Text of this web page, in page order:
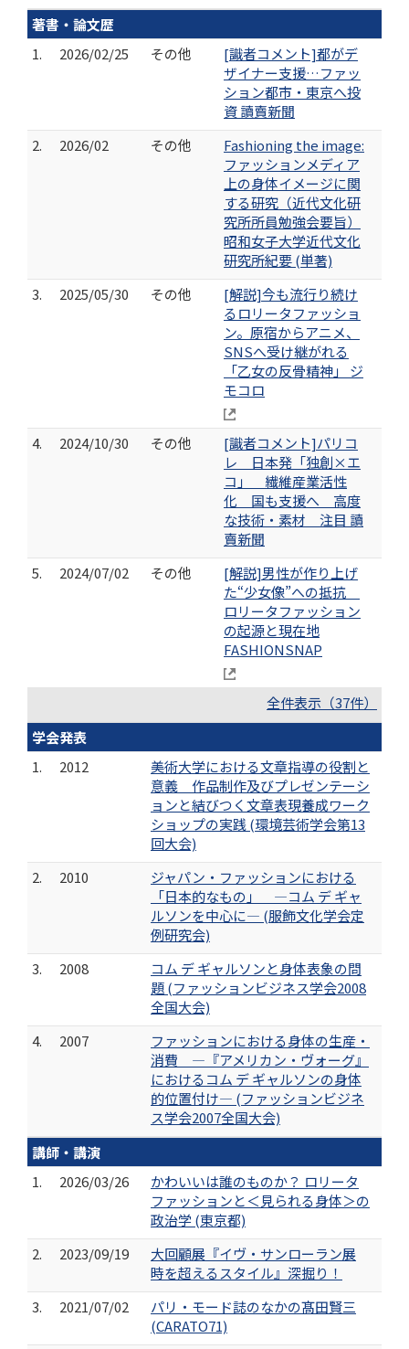
著書・論文歴
1.
2026/02/25 その他
[識者コメント]都がデ
ザイナー支援…ファッ
ション都市・東京へ投
資 讀賣新聞
2.
2026/02 その他
Fashioning the image:
ファッションメディア
上の身体イメージに関
する研究（近代文化研
究所所員勉強会要旨）
昭和女子大学近代文化
研究所紀要 (単著)
3.
2025/05/30 その他
[解説]今も流行り続け
るロリータファッショ
ン。原宿からアニメ、
SNSへ受け継がれる
「乙女の反骨精神」 ジ
モコロ
4. 2024/10/30 その他
[識者コメント]パリコ
レ 日本発「独創×エ
コ」 繊維産業活性
化 国も支援へ 高度
な技術・素材 注目 讀
賣新聞
5.
2024/07/02 その他
[解説]男性が作り上げ
た“少女像”への抵抗
ロリータファッション
の起源と現在地
FASHIONSNAP
全件表示（37件）
学会発表
1.
2012
美術大学における文章指導の役割と
意義 作品制作及びプレゼンテーシ
ョンと結びつく文章表現養成ワーク
ショップの実践 (環境芸術学会第13
回大会)
2.
2010
ジャパン・ファッションにおける
「日本的なもの」 ―コム デ ギャ
ルソンを中心に― (服飾文化学会定
例研究会)
3.
2008
コム デ ギャルソンと身体表象の問
題 (ファッションビジネス学会2008
全国大会)
4.
2007
ファッションにおける身体の生産・
消費 ―『アメリカン・ヴォーグ』
におけるコム デ ギャルソンの身体
的位置付け― (ファッションビジネ
ス学会2007全国大会)
講師・講演
1.
2026/03/26
かわいいは誰のものか？ ロリータ
ファッションと＜見られる身体＞の
政治学 (東京都)
2.
2023/09/19
大回顧展『イヴ・サンローラン展
時を超えるスタイル』深掘り！
3.
2021/07/02
パリ・モード誌のなかの髙田賢三
(CARATO71)